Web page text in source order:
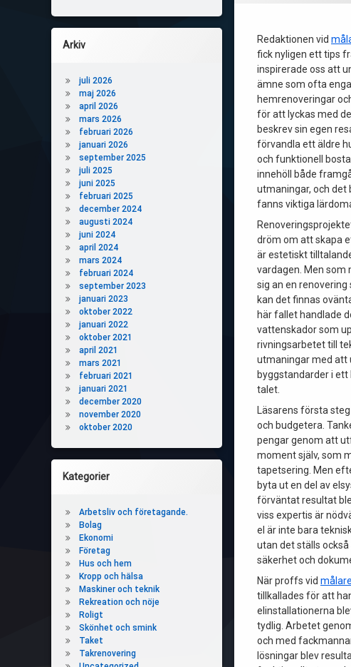
Redaktionen vid
fick nyligen ett tips
inspirerade oss att
ämne som ofta
hemrenoveringar
för att lyckas med
beskrev sin egen
förvandla ett äldre
och funktionell
innehöll både
utmaningar, och det
fanns viktiga
dröm om att skapa
är estetiskt
vardagen. Men som
sig an en renovering
kan det finnas
här fallet handlade
vattenskador som
rivningsarbetet till
utmaningar med att
byggstandarder i
talet.
Läsarens första
och budgetera.
pengar genom att
moment själv, som
tapetsering. Men
byta ut en del av
förväntat resultat
viss expertis är
el är inte bara
utan det ställs
säkerhet och
När proffs vid
tillkallades för att
elinstallationerna
tydlig. Arbetet
och med
lösningar blev
Arkiv
juli 2026
maj 2026
april 2026
mars 2026
februari 2026
januari 2026
september 2025
juli 2025
juni 2025
februari 2025
december 2024
augusti 2024
juni 2024
april 2024
mars 2024
februari 2024
september 2023
januari 2023
oktober 2022
januari 2022
oktober 2021
april 2021
mars 2021
februari 2021
januari 2021
december 2020
november 2020
oktober 2020
Kategorier
Arbetsliv och företagande.
Bolag
Ekonomi
Företag
Hus och hem
Kropp och hälsa
Maskiner och teknik
Rekreation och nöje
Roligt
Skönhet och smink
Taket
Takrenovering